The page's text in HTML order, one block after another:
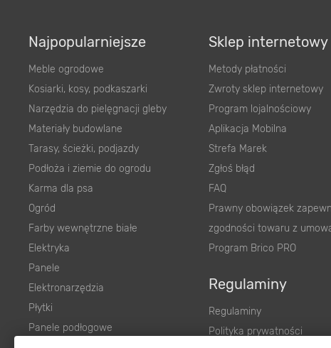
Najpopularniejsze
Meble ogrodowe
Kosiarki, kosy, podkaszarki
Narzędzia do pielęgnacji gleby
Materiały budowlane
Tarasy, ścieżki, podjazdy
Podłoża i ziemie do ogrodu
Karma dla psa
Ogród
Farby wewnętrzne białe
Elektryka
Panele
Elektronarzędzia
Płytki
Panele podłogowe
Sklep internetowy
Metody płatności
Zwroty sklep internetowy
Program lojalnościowy
Aplikacja Mobilna
Strefa Marek
Zgłoś błąd
FAQ
Prawny obowiązek
zgodności towaru z
Program Brico PRO
Regulaminy
Regulaminy
Polityka prywatności